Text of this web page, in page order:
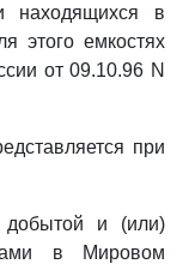
находящихся в
этого емкостях
от 09.10.96 N
при
добытой и (или)
в Мировом